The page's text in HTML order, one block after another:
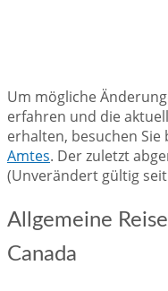
Um mögliche
erfahren und die
erhalten, besuchen Sie
Amtes. Der zuletzt
(Unverändert gültig
Allgemeine
Canada